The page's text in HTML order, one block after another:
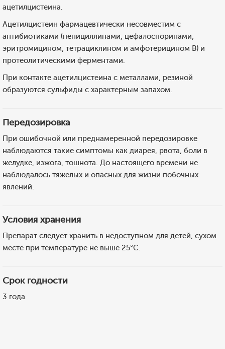
ацетилцистеина.
Ацетилцистеин фармацевтически несовместим с
антибиотиками (пенициллинами, цефалоспоринами,
эритромицином, тетрациклином и амфотерицином В) и
протеолитическими ферментами.
При контакте ацетилцистеина с металлами, резиной
образуются сульфиды с характерным запахом.
Передозировка
При ошибочной или преднамеренной передозировке
наблюдаются такие симптомы как диарея, рвота, боли в
желудке, изжога, тошнота. До настоящего времени не
наблюдалось тяжелых и опасных для жизни побочных
явлений.
Условия хранения
Препарат следует хранить в недоступном для детей, сухом
месте при температуре не выше 25°С.
Срок годности
3 года